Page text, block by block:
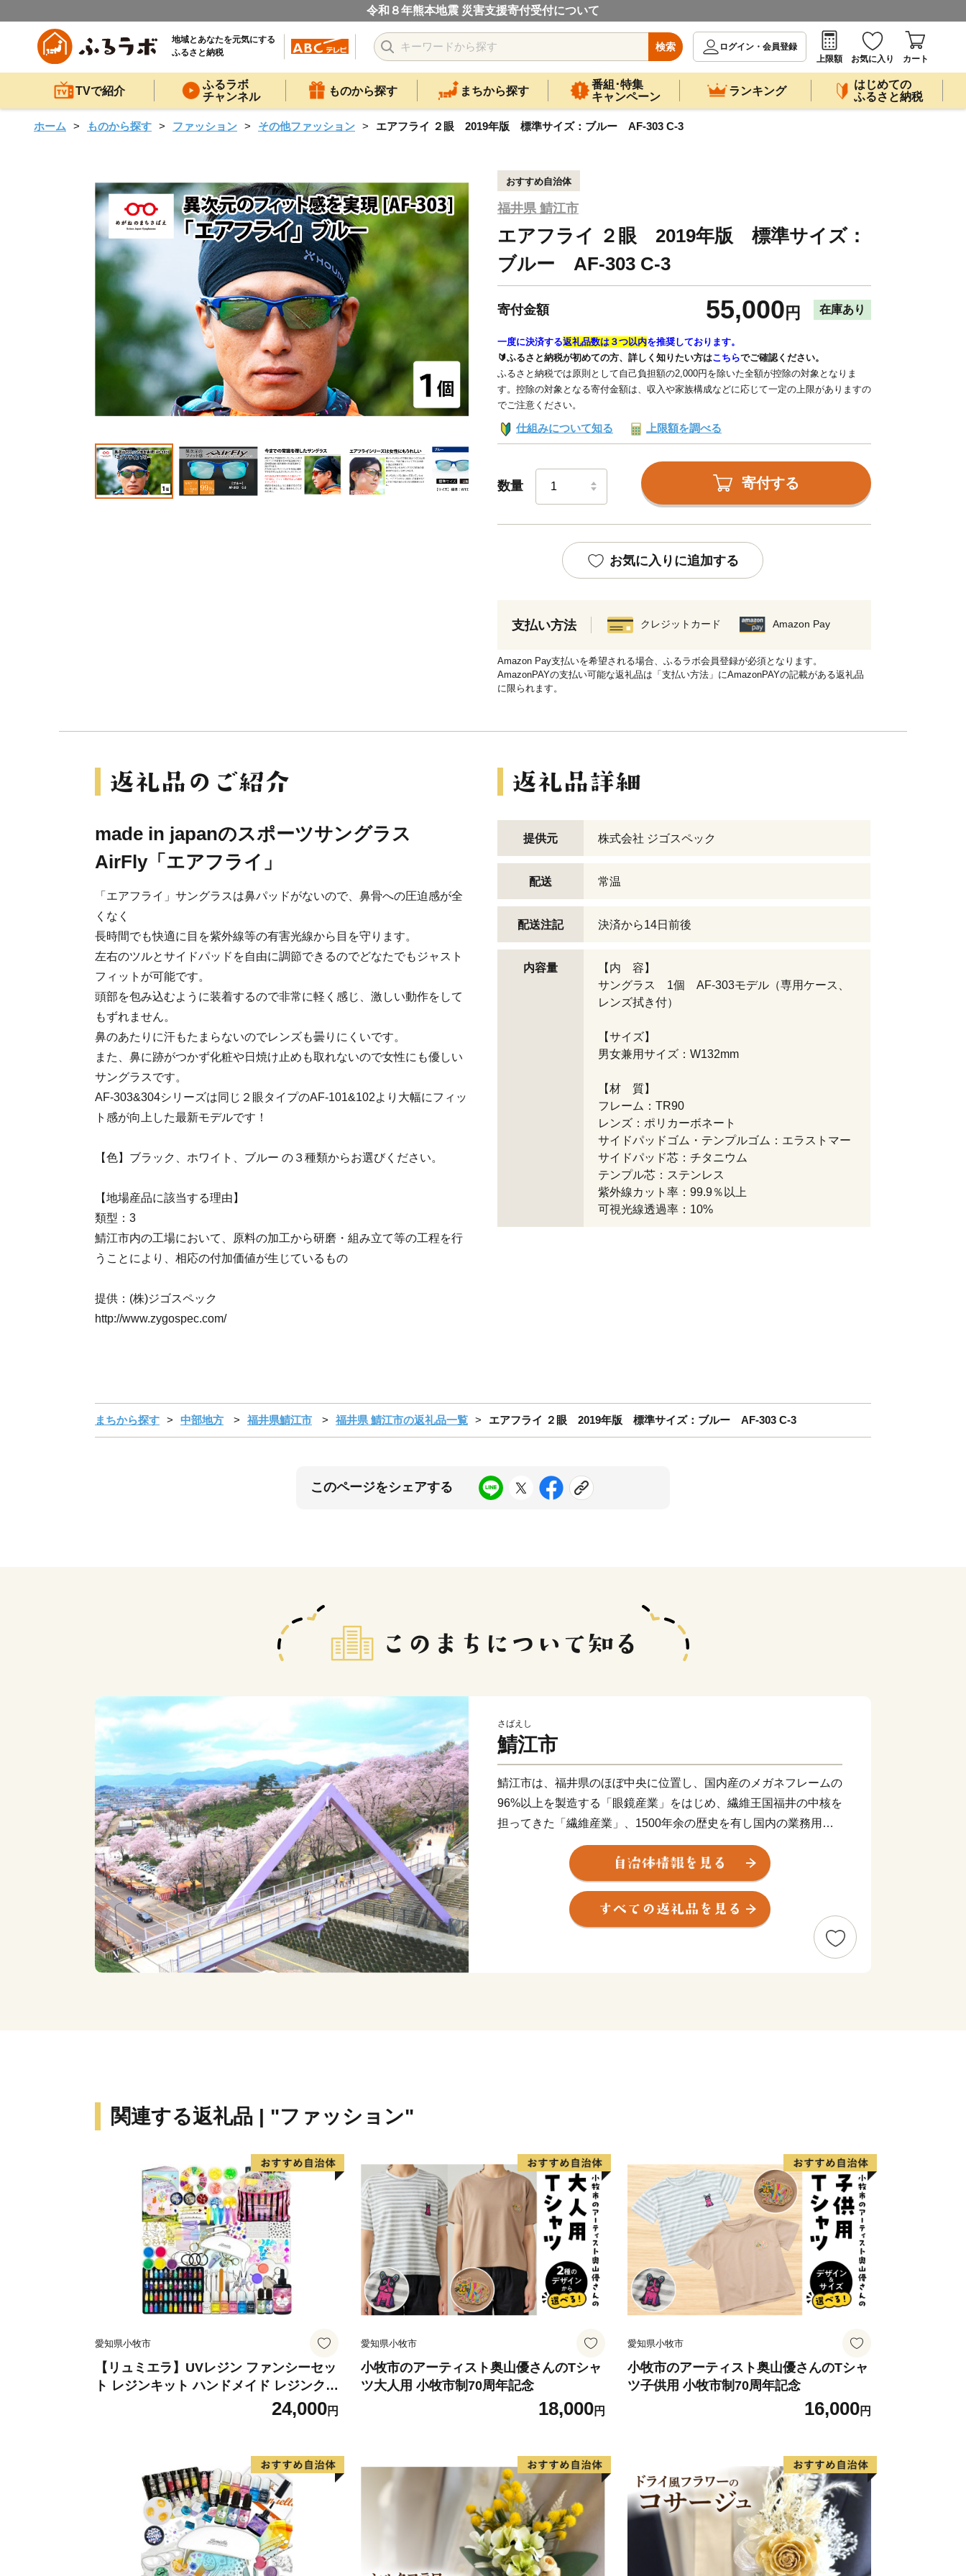
令和８年熊本地震 災害支援寄付受付について
地域とあなたを元気にする
ふるさと納税
検索
ログイン・会員登録
上限額
お気に入り カート
TVで紹介
ふるラボ
チャンネル
ものから探す まちから探す
番組･特集
キャンペーン
ランキング
はじめての
ふるさと納税
ホーム ものから探す ファッション その他ファッション エアフライ ２眼 2019年版 標準サイズ：ブルー AF-303 C-3
おすすめ自治体
福井県 鯖江市
エアフライ ２眼 2019年版 標準サイズ：
ブルー AF-303 C-3
寄付金額 55,000 円 在庫あり
一度に決済する返礼品数は３つ以内を推奨しております。
🔰ふるさと納税が初めての方、詳しく知りたい方はこちらでご確認ください。
ふるさと納税では原則として自己負担額の2,000円を除いた全額が控除の対象となりま
す。控除の対象となる寄付金額は、収入や家族構成などに応じて一定の上限がありますの
でご注意ください。
仕組みについて知る 上限額を調べる
数量 寄付する
お気に入りに追加する
支払い方法 クレジットカード Amazon Pay
Amazon Pay支払いを希望される場合、ふるラボ会員登録が必須となります。
AmazonPAYの支払い可能な返礼品は「支払い方法」にAmazonPAYの記載がある返礼品
に限られます。
made in japanのスポーツサングラス
AirFly「エアフライ」
「エアフライ」サングラスは鼻パッドがないので、鼻骨への圧迫感が全
くなく
長時間でも快適に目を紫外線等の有害光線から目を守ります。
左右のツルとサイドパッドを自由に調節できるのでどなたでもジャスト
フィットが可能です。
頭部を包み込むように装着するので非常に軽く感じ、激しい動作をして
もずれません。
鼻のあたりに汗もたまらないのでレンズも曇りにくいです。
また、鼻に跡がつかず化粧や日焼け止めも取れないので女性にも優しい
サングラスです。
AF-303&304シリーズは同じ２眼タイプのAF-101&102より大幅にフィッ
ト感が向上した最新モデルです！
【色】ブラック、ホワイト、ブルー の３種類からお選びください。
【地場産品に該当する理由】
類型：3
鯖江市内の工場において、原料の加工から研磨・組み立て等の工程を行
うことにより、相応の付加価値が生じているもの
提供：(株)ジゴスペック
http://www.zygospec.com/
提供元 株式会社 ジゴスペック
配送 常温
配送注記 決済から14日前後
内容量
【内 容】
サングラス 1個 AF-303モデル（専用ケース、
レンズ拭き付）
【サイズ】
男女兼用サイズ：W132mm
【材 質】
フレーム：TR90
レンズ：ポリカーボネート
サイドパッドゴム・テンプルゴム：エラストマー
サイドパッド芯：チタニウム
テンプル芯：ステンレス
紫外線カット率：99.9％以上
可視光線透過率：10%
まちから探す 中部地方 福井県鯖江市 福井県 鯖江市の返礼品一覧 エアフライ ２眼 2019年版 標準サイズ：ブルー AF-303 C-3
このページをシェアする
さばえし
鯖江市
鯖江市は、福井県のほぼ中央に位置し、国内産のメガネフレームの
96%以上を製造する「眼鏡産業」をはじめ、繊維王国福井の中核を
担ってきた「繊維産業」、1500年余の歴史を有し国内の業務用漆
器の8割を占める「漆器産業」、そして、近年はIT産業など、産業
が集積した「ものづくりのまち」です。
近年では長年のメガネ製造で培った金属加工技術を生かし、医療や
スマートグラス等の分野にも進出しています。王山古墳をはじめ、
古墳の多い古代ロマンのまちであり、近松門左衛門が幼少期を過ご
した地域には当時をしのぶ街並みが残っています。また、豊かな自
〈プライバシーポリシー（個人情報保護方針）について〉
お客様からいただいた個人情報は、鯖江市が責任をもって管理し、
関係法令で定められた場合を除き、第三者に譲渡したり、提供した
りすることはございません。なお、お客様からいただいた個人情報
は、商品の発送、事務連絡、いただいたふるさと納税の使い道に関
する報告、鯖江市が主催・出展するふるさと納税関連イベント情報
の提供及び鯖江市のふるさと納税に関する情報提供のために使用さ
せていただき、その手段として、電子メールの配信やパンフレット
御不明な点や、電子メールの配信又は資料の郵送停止等のご希望が
ございましたら、ふるさと納税担当(furusato-sabae@soe.or.jp)まで
ご連絡ください。
関連する返礼品 | "ファッション"
愛知県小牧市
【リュミエラ】UVレジン ファンシーセッ
ト レジンキット ハンドメイド レジンクラ
フト アクセサリーキット 手作り セット
24,000円
愛知県小牧市
小牧市のアーティスト奥山優さんのTシャ
ツ大人用 小牧市制70周年記念
18,000円
愛知県小牧市
小牧市のアーティスト奥山優さんのTシャ
ツ子供用 小牧市制70周年記念
16,000円